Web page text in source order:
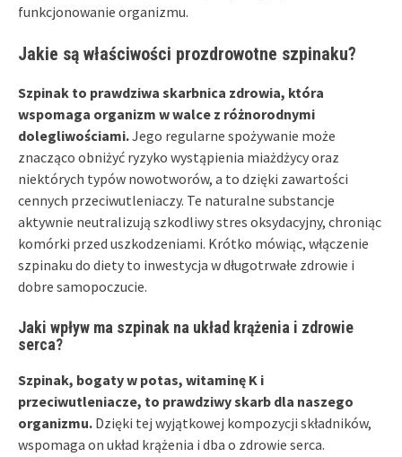
funkcjonowanie organizmu.
Jakie są właściwości prozdrowotne szpinaku?
Szpinak to prawdziwa skarbnica zdrowia, która
wspomaga organizm w walce z różnorodnymi
dolegliwościami.Jego regularne spożywanie może
znacząco obniżyć ryzyko wystąpienia miażdżycy oraz
niektórych typów nowotworów, a to dzięki zawartości
cennych przeciwutleniaczy. Te naturalne substancje
aktywnie neutralizują szkodliwy stres oksydacyjny, chroniąc
komórki przed uszkodzeniami. Krótko mówiąc, włączenie
szpinaku do diety to inwestycja w długotrwałe zdrowie i
dobre samopoczucie.
Jaki wpływ ma szpinak na układ krążenia i zdrowie
serca?
Szpinak, bogaty w potas, witaminę K i
przeciwutleniacze, to prawdziwy skarb dla naszego
organizmu. Dzięki tej wyjątkowej kompozycji składników,
wspomaga on układ krążenia i dba o zdrowie serca.